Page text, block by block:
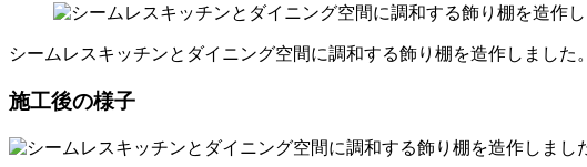
シームレスキッチンとダイニング空間に調和する飾り棚を造作しました。
施工後の様子